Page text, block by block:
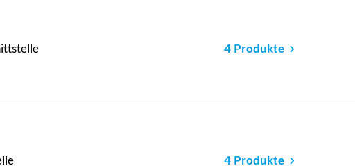
4 Produkte
4 Produkte